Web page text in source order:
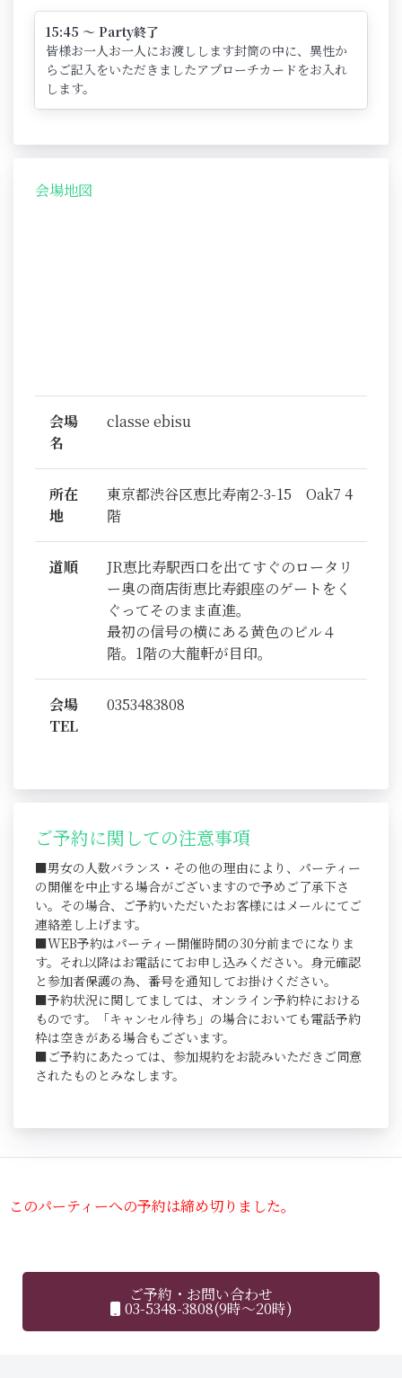
15:45 ～ Party終了
皆様お一人お一人にお渡しします封筒の中に、異性か
らご記入をいただきましたアプローチカードをお入れ
します。
会場地図
会場
名
classe ebisu
所在
地
東京都渋谷区恵比寿南2-3-15 Oak7 4
階
道順
JR恵比寿駅西口を出てすぐのロータリ
ー奥の商店街恵比寿銀座のゲートをく
ぐってそのまま直進。
最初の信号の横にある黄色のビル４
階。1階の大龍軒が目印。
会場
TEL
0353483808
ご予約に関しての注意事項
■男女の人数バランス・その他の理由により、パーティー
の開催を中止する場合がございますので予めご了承下さ
い。その場合、ご予約いただいたお客様にはメールにてご
連絡差し上げます。
■WEB予約はパーティー開催時間の30分前までになりま
す。それ以降はお電話にてお申し込みください。身元確認
と参加者保護の為、番号を通知してお掛けください。
■予約状況に関してましては、オンライン予約枠における
ものです。「キャンセル待ち」の場合においても電話予約
枠は空きがある場合もございます。
■ご予約にあたっては、参加規約をお読みいただきご同意
されたものとみなします。
このパーティーへの予約は締め切りました。
ご予約・お問い合わせ
03-5348-3808(9時～20時)